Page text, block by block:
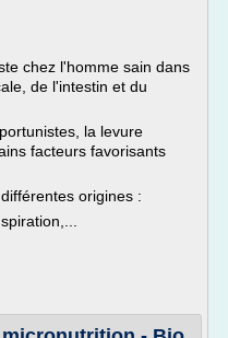
chez l'homme sain dans
de l'intestin et du
la levure
facteurs favorisants
origines :